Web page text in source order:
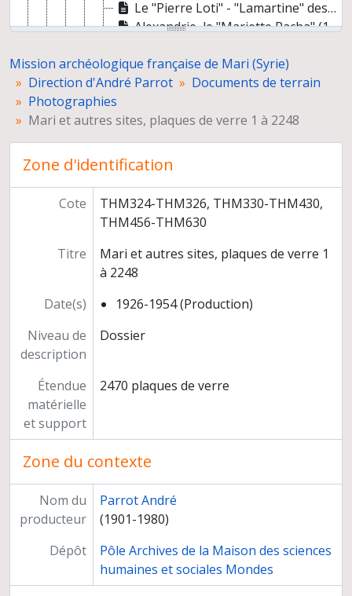
Le "Pierre Loti" - "Lamartine" des Messageries, plaque de verre 1
Alexandrie, le "Mariette Pacha" (16 juillet 1927), plaque de verre 2
Le Lotus à Smyrne (octobre 1928), plaque de verre 3
A bord de l'Angkor (20 juillet 1927), plaque de verre 4
Les bouches de Bonifacio (20 juillet 1927), plaque de verre 6
Le Stromboli, plaque de verre 7
Messine, plaque de verre 8
Egypte, carte, plaque de verre 10
Alexandrie, plaques de verre 11-21
Egypte, pyramides et momies, plaques de verre 28-47 bis
Abydos, plaques de verre 48-55
Karnak, plaques de verre 62-81
Thèbes, plaques de verre 85-88
Edfou, plaques de verre 107-112
L'achat entre Assouan et Edfou
Philae, plaques de verre 120-126
Syrie-Palestine, carte, plaques de verre 127-127 bis
Saida, plaques de verre 137-156
Tyr, plaques de verre 157-159
Mission archéologique française de Mari (Syrie)
Direction d'André Parrot
Documents de terrain
Photographies
Mari et autres sites, plaques de verre 1 à 2248
Zone d'identification
Cote
THM324-THM326, THM330-THM430,
THM456-THM630
Titre
Mari et autres sites, plaques de verre 1
à 2248
Date(s)
1926-1954 (Production)
Niveau de
description
Dossier
Étendue
matérielle
et support
2470 plaques de verre
Zone du contexte
Nom du
producteur
Parrot André
(1901-1980)
Dépôt
Pôle Archives de la Maison des sciences
humaines et sociales Mondes